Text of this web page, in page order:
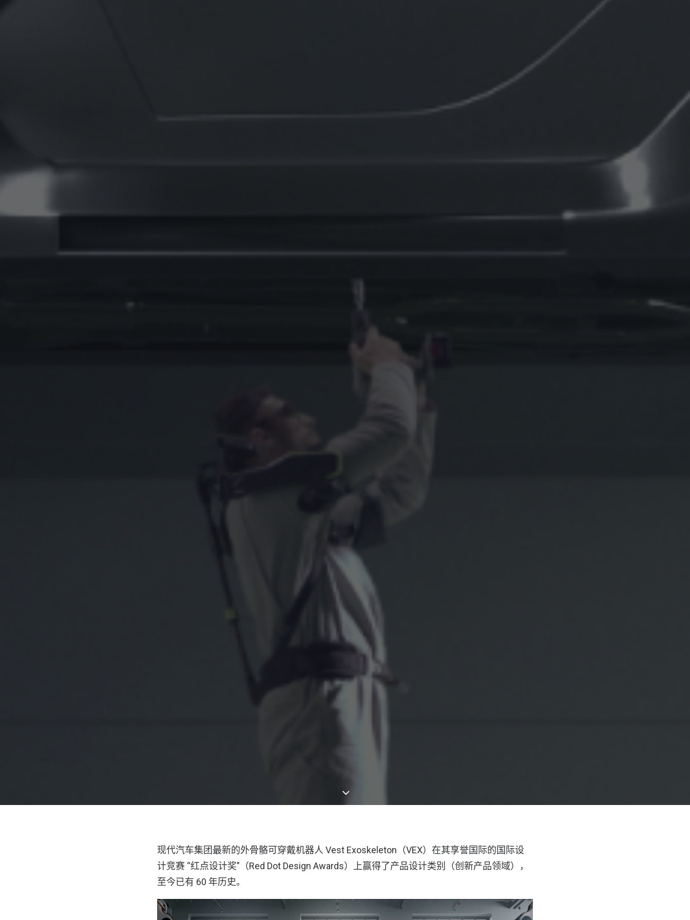
现代汽车集团最新的外骨骼可穿戴机器人 Vest Exoskeleton（VEX）在其享誉国际的国际设
计竞赛 “红点设计奖”（Red Dot Design Awards）上赢得了产品设计类别（创新产品领域），
至今已有 60 年历史。